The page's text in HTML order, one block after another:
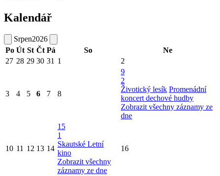
Kalendář
Srpen2026
Po Út St Čt Pá So
Ne
27 28 29 30 31 1 2
3 4 5 6 7 8
9
2
Životický lesík Promenádní
koncert dechové hudby
Zobrazit všechny záznamy ze
dne
10 11 12 13 14
15
1
Skautské Letní
kino
Zobrazit všechny
záznamy ze dne
16